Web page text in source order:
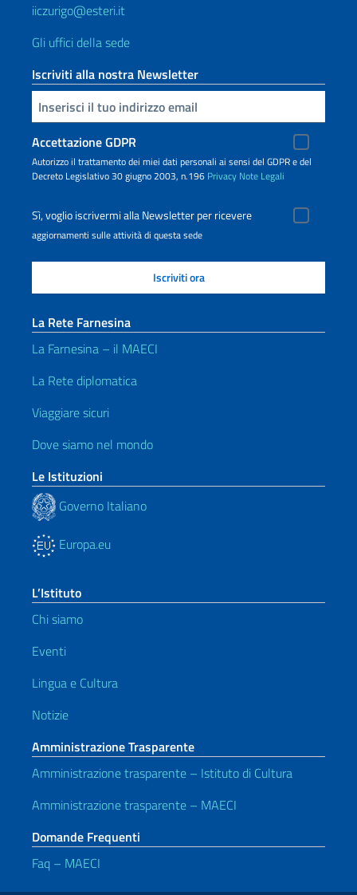
iiczurigo@esteri.it
Gli uffici della sede
Iscriviti alla nostra Newsletter
Inserisci la tua email
Accettazione GDPR
Autorizzo il trattamento dei miei dati personali ai sensi del GDPR e del
Decreto Legislativo 30 giugno 2003, n.196 Privacy Note Legali
Sì, voglio iscrivermi alla Newsletter per ricevere
aggiornamenti sulle attività di questa sede
La Rete Farnesina
La Farnesina – il MAECI
La Rete diplomatica
Viaggiare sicuri
Dove siamo nel mondo
Le Istituzioni
Governo Italiano
Europa.eu
L’Istituto
Chi siamo
Eventi
Lingua e Cultura
Notizie
Amministrazione Trasparente
Amministrazione trasparente – Istituto di Cultura
Amministrazione trasparente – MAECI
Domande Frequenti
Faq – MAECI